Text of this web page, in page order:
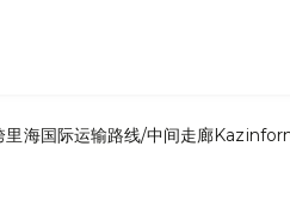
里海国际运输路线/中间走廊